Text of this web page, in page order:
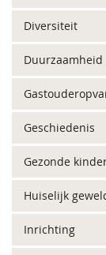
Diversiteit
Duurzaamheid
Geschiedenis
Gezonde
Huiselijk
Inrichting